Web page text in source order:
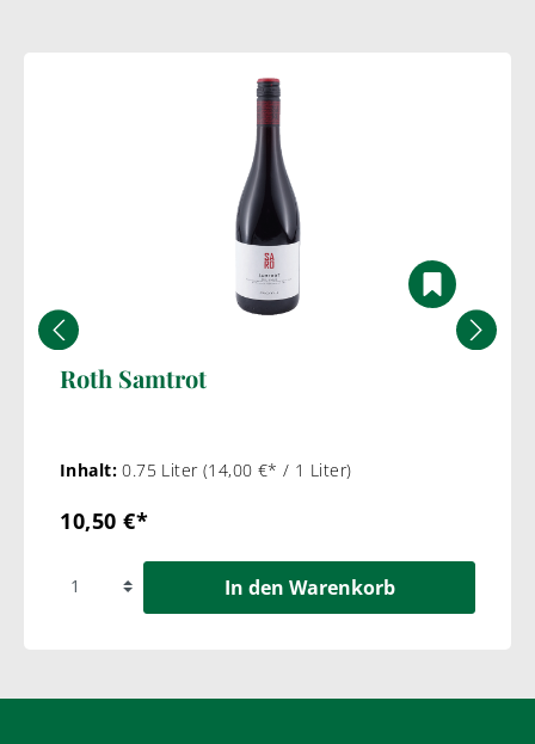
Roth Samtrot
Inhalt:0.75 Liter (14,00 €* / 1 Liter)
10,50 €*
In den Warenkorb